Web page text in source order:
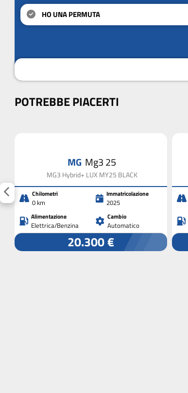
HO UNA PERMUTA
POTREBBE PIACERTI
MG Mg3 25
MG3 Hybrid+ LUX MY25 BLACK
Chilometri
0 km
Immatricolazione
2025
Alimentazione
Elettrica/Benzina
Cambio
Automatico
20.300 €